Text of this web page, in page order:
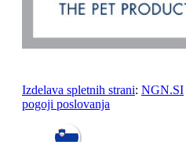
Izdelava spletnih strani: NGN.SI
pogoji poslovanja